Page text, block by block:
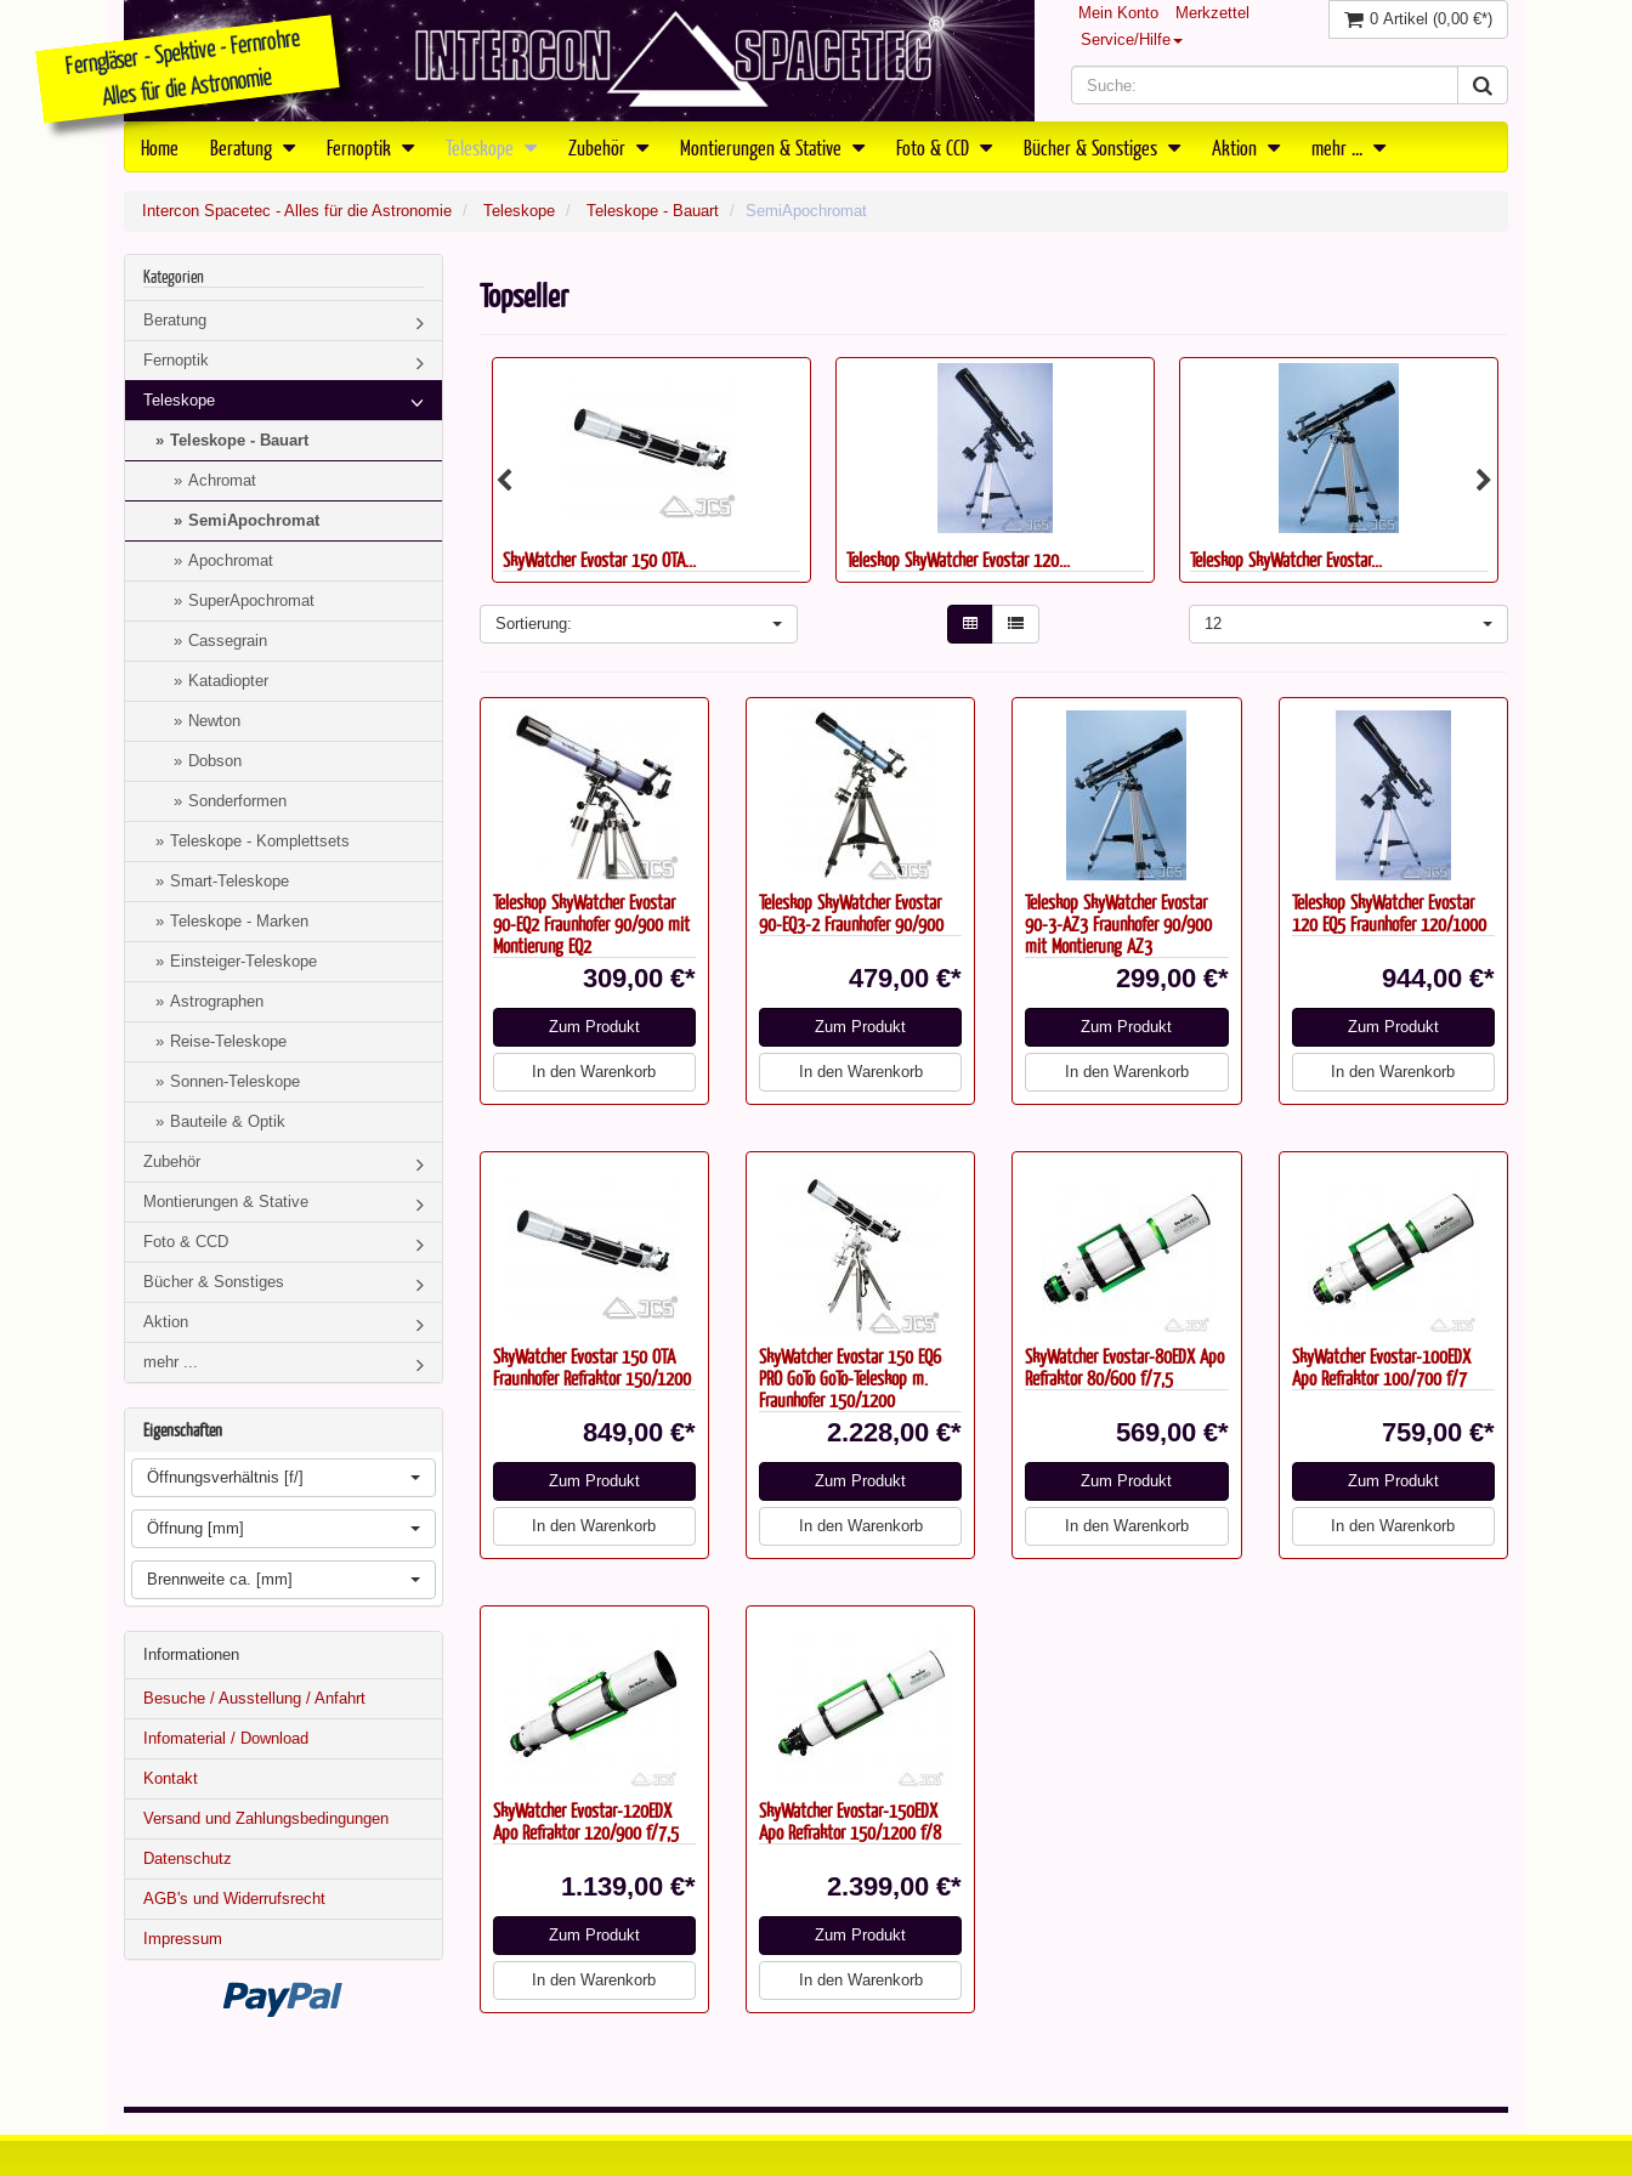
Mein Konto
Merkzettel
Service/Hilfe
0 Artikel (0,00 €*)
Home Beratung Fernoptik Teleskope Zubehör Montierungen & Stative Foto & CCD Bücher & Sonstiges Aktion mehr ...
Intercon Spacetec - Alles für die Astronomie Teleskope Teleskope - Bauart SemiApochromat
Kategorien
Beratung
Fernoptik
Teleskope
Teleskope - Bauart
Achromat
SemiApochromat
Apochromat
SuperApochromat
Cassegrain
Katadiopter
Newton
Dobson
Sonderformen
Teleskope - Komplettsets
Smart-Teleskope
Teleskope - Marken
Einsteiger-Teleskope
Astrographen
Reise-Teleskope
Sonnen-Teleskope
Bauteile & Optik
Zubehör
Montierungen & Stative
Foto & CCD
Bücher & Sonstiges
Aktion
mehr ...
Eigenschaften
Öffnungsverhältnis [f/]
Öffnung [mm]
Brennweite ca. [mm]
Informationen
Besuche / Ausstellung / Anfahrt
Infomaterial / Download
Kontakt
Versand und Zahlungsbedingungen
Datenschutz
AGB's und Widerrufsrecht
Impressum
Topseller
SkyWatcher Evostar 150 EQ6 PRO... SkyWatcher Evostar 150 OTA... Teleskop SkyWatcher Evostar 120... Teleskop SkyWatcher Evostar...
Sortierung: 12
Teleskop SkyWatcher Evostar
90-EQ2 Fraunhofer 90/900 mit
Montierung EQ2
309,00 €*
Zum Produkt
In den Warenkorb
Teleskop SkyWatcher Evostar
90-EQ3-2 Fraunhofer 90/900
479,00 €*
Zum Produkt
In den Warenkorb
Teleskop SkyWatcher Evostar
90-3-AZ3 Fraunhofer 90/900
mit Montierung AZ3
299,00 €*
Zum Produkt
In den Warenkorb
Teleskop SkyWatcher Evostar
120 EQ5 Fraunhofer 120/1000
944,00 €*
Zum Produkt
In den Warenkorb
SkyWatcher Evostar 150 OTA
Fraunhofer Refraktor 150/1200
849,00 €*
Zum Produkt
In den Warenkorb
SkyWatcher Evostar 150 EQ6
PRO GoTo GoTo-Teleskop m.
Fraunhofer 150/1200
2.228,00 €*
Zum Produkt
In den Warenkorb
SkyWatcher Evostar-80EDX Apo
Refraktor 80/600 f/7,5
569,00 €*
Zum Produkt
In den Warenkorb
SkyWatcher Evostar-100EDX
Apo Refraktor 100/700 f/7
759,00 €*
Zum Produkt
In den Warenkorb
SkyWatcher Evostar-120EDX
Apo Refraktor 120/900 f/7,5
1.139,00 €*
Zum Produkt
In den Warenkorb
SkyWatcher Evostar-150EDX
Apo Refraktor 150/1200 f/8
2.399,00 €*
Zum Produkt
In den Warenkorb